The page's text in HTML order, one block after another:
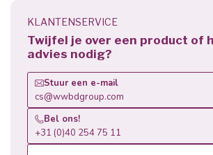
KLANTENSERVICE
Twijfel je over een product of
advies nodig?
Stuur een e-mail
cs@wwbdgroup.com
Bel ons!
+31 (0)40 254 75 11